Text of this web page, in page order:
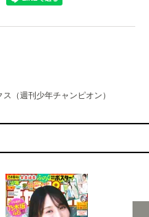
（週刊少年チャンピオン）